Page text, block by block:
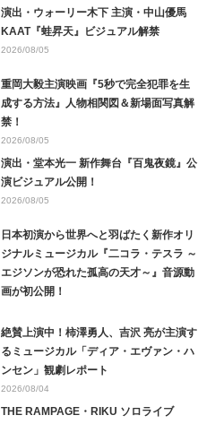
演出・ウォーリー木下 主演・中山優馬
KAAT『蛙昇天』ビジュアル解禁
2026/08/05
重岡大毅主演映画『5秒で完全犯罪を生
成する方法』人物相関図＆新場面写真解
禁！
2026/08/05
演出・堂本光一 新作舞台『百鬼夜鏡』公
演ビジュアル公開！
2026/08/05
日本初演から世界へと羽ばたく新作オリ
ジナルミュージカル『二コラ・テスラ ～
エジソンが恐れた孤高の天才～』音源動
画が初公開！
絶賛上演中！柿澤勇人、吉沢 亮が主演す
るミュージカル「ディア・エヴァン・ハ
ンセン」観劇レポート
2026/08/04
THE RAMPAGE・RIKU ソロライブ